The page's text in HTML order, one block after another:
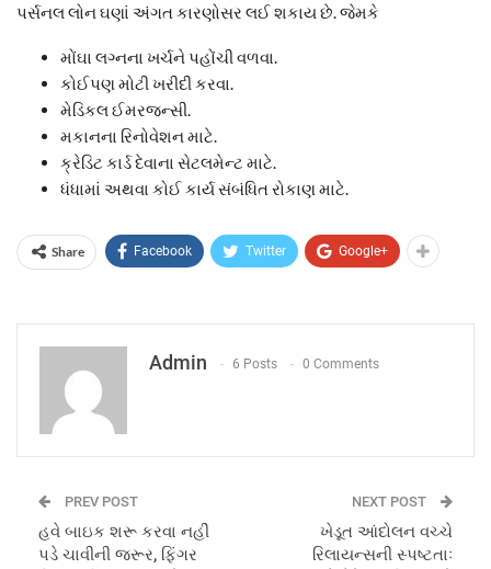
પર્સનલ લોન ઘણાં અંગત કારણોસર લઈ શકાય છે. જેમકે
મોંઘા લગ્નના ખર્ચને પહોંચી વળવા.
કોઈપણ મોટી ખરીદી કરવા.
મેડિકલ ઈમરજન્સી.
મકાનના રિનોવેશન માટે.
ક્રેડિટ કાર્ડ દેવાના સેટલમેન્ટ માટે.
ધંધામાં અથવા કોઈ કાર્ય સંબંધિત રોકાણ માટે.
Share Facebook Twitter Google+
Admin 6 Posts 0 Comments
PREV POST
હવે બાઇક શરૂ કરવા નહીં
પડે ચાવીની જરૂર, ફિંગર
NEXT POST
ખેડૂત આંદોલન વચ્ચે
રિલાયન્સની સ્પષ્ટતાઃ